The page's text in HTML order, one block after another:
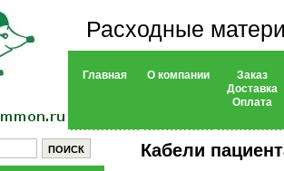
Расходные
Главная О компании
Заказ
Доставка
Оплата
Кабели